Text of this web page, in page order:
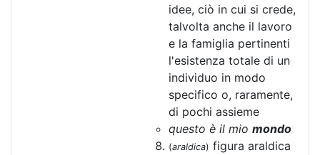
idee, ciò in cui si crede,
talvolta anche il lavoro
e la famiglia pertinenti
l'esistenza totale di un
individuo in modo
specifico o, raramente,
di pochi assieme
questo è il mio mondo
(araldica) figura araldica